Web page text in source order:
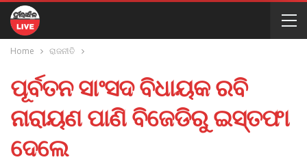
Home ରାଜନୀତି
ପୂର୍ବତନ ସାଂସଦ ବିଧାୟକ ରବି
ନାରାୟଣ ପାଣି ବିଜେଡିରୁ ଇସ୍ତଫା
ଦେଲେ